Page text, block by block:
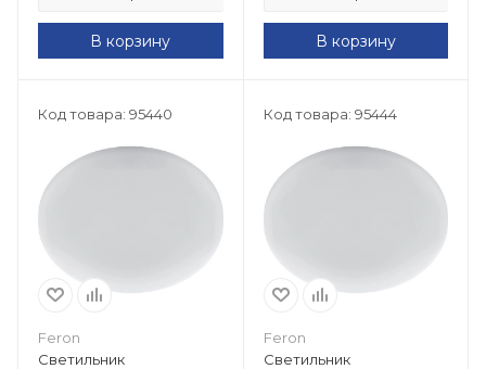
В корзину В корзину
Код товара: 95440
Feron
Светильник
Код товара: 95444
Feron
Светильник